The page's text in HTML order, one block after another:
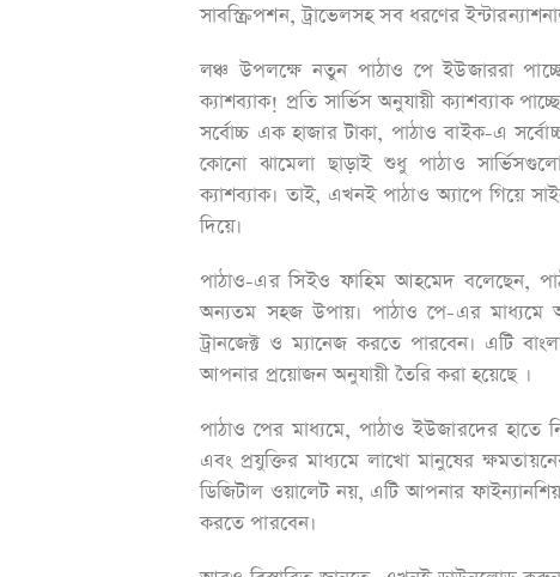
সাবস্ক্রিপশন, ট্রাভেলসহ সব ধরণের
লঞ্চ উপলক্ষে নতুন পাঠাও পে ইউজাররা
ক্যাশব্যাক! প্রতি সার্ভিস অনুযায়ী ক্যাশব্যাক
সর্বোচ্চ এক হাজার টাকা, পাঠাও বাইক-এ
কোনো ঝামেলা ছাড়াই শুধু পাঠাও
ক্যাশব্যাক। তাই, এখনই পাঠাও অ্যাপে
দিয়ে।
পাঠাও-এর সিইও ফাহিম আহমেদ বলেছেন,
অন্যতম সহজ উপায়। পাঠাও পে-এর মাধ্যমে
ট্রানজেক্ট ও ম্যানেজ করতে পারবেন। এটি
আপনার প্রয়োজন অনুযায়ী তৈরি করা হয়েছে ।
পাঠাও পের মাধ্যমে, পাঠাও ইউজারদের হাতে
এবং প্রযুক্তির মাধ্যমে লাখো মানুষের
ডিজিটাল ওয়ালেট নয়, এটি আপনার
করতে পারবেন।